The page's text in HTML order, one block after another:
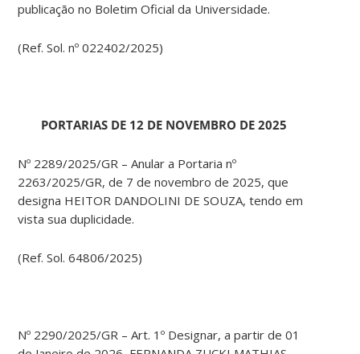
publicação no Boletim Oficial da Universidade.
(Ref. Sol. nº 022402/2025)
PORTARIAS DE 12 DE NOVEMBRO DE 2025
Nº 2289/2025/GR – Anular a Portaria nº
2263/2025/GR, de 7 de novembro de 2025, que
designa HEITOR DANDOLINI DE SOUZA, tendo em
vista sua duplicidade.
(Ref. Sol. 64806/2025)
Nº 2290/2025/GR – Art. 1º Designar, a partir de 01